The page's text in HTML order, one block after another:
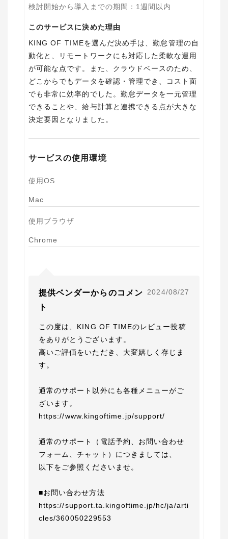
検討開始から導入までの期間 ： 1週間以内
このサービスに決めた理由
KING OF TIMEを選んだ決め手は、勤怠管理の自
動化と、リモートワークにも対応した柔軟な運用
が可能な点です。また、クラウドベースのため、
どこからでもデータを確認・管理でき、コスト面
でも非常に効率的でした。勤怠データを一元管理
できることや、給与計算と連携できる点が大きな
決定要因となりました。
サービスの使用環境
使用OS
Mac
使用ブラウザ
Chrome
提供ベンダーからのコメン
ト
2024/08/27
この度は、KING OF TIMEのレビュー投稿
をありがとうございます。
高いご評価をいただき、大変嬉しく存じま
す。
通常のサポート以外にも各種メニューがご
ざいます。
https://www.kingoftime.jp/support/
通常のサポート（電話予約、お問い合わせ
フォーム、チャット）につきましては、
以下をご参照くださいませ。
■お問い合わせ方法
https://support.ta.kingoftime.jp/hc/ja/arti
cles/360050229553